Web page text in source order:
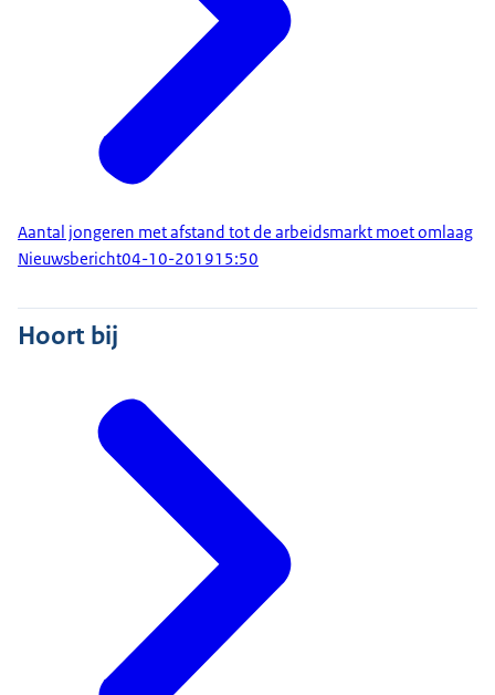
Aantal jongeren met afstand tot de arbeidsmarkt moet omlaag
Nieuwsbericht04-10-201915:50
Hoort bij